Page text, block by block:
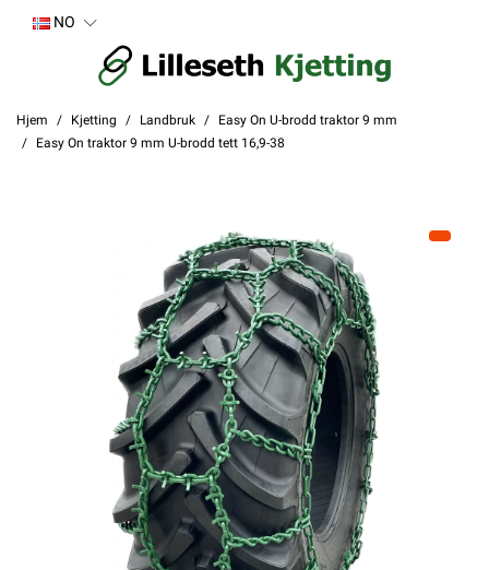
NO
Hjem Kjetting Landbruk
Easy On U-brodd traktor 9 mm
Easy On traktor 9 mm U-brodd tett 16,9-38